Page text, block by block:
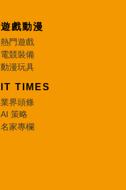
遊戲動漫
熱門遊戲
電競裝備
動漫玩具
IT TIMES
業界頭條
AI 策略
名家專欄